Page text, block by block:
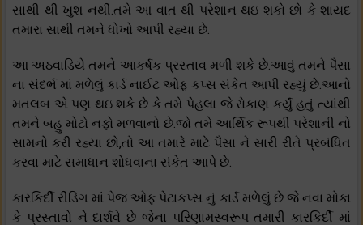
સાથી થી ખુશ નથી.તમે આ વાત થી પરેશાન થઇ શકો છો કે શાયદ
તમારા સાથી તમને ધોખો આપી રહ્યા છે.
આ અઠવાડિયે તમને આકર્ષક પ્રસ્તાવ મળી શકે છે.આવું તમને પૈસા
ના સંદર્ભ માં મળેલું કાર્ડ નાઈટ ઓફ કપ્સ સંકેત આપી રહ્યું છે.આનો
મતલબ એ પણ થઇ શકે છે કે તમે પેહલા જે રોકાણ કર્યું હતું ત્યાંથી
તમને બહુ મોટો નફો મળવાનો છે.જો તમે આર્થિક રૂપથી પરેશાની નો
સામનો કરી રહ્યા છો,તો આ તમારે માટે પૈસા ને સારી રીતે પ્રબંધિત
કરવા માટે સમાધાન શોધવાના સંકેત આપે છે.
કારકિર્દી રીડિંગ માં પેજ ઓફ પેટાકપ્સ નું કાર્ડ મળેલું છે જે નવા મોકા
કે પ્રસ્તાવો ને દાર્શવે છે જેના પરિણામસ્વરૂપ તમારી કારકિર્દી માં